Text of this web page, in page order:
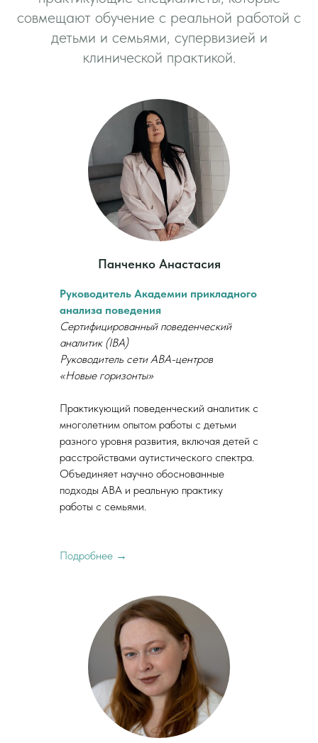
совмещают обучение с реальной работой с
детьми и семьями, супервизией и
клинической практикой.
Панченко Анастасия
Руководитель Академии прикладного
анализа поведения
Сертифицированный поведенческий
аналитик (IBA)
Руководитель сети АВА-центров
«Новые горизонты»
Практикующий поведенческий аналитик с
многолетним опытом работы с детьми
разного уровня развития, включая детей с
расстройствами аутистического спектра.
Объединяет научно обоснованные
подходы ABA и реальную практику
работы с семьями.
Подробнее →